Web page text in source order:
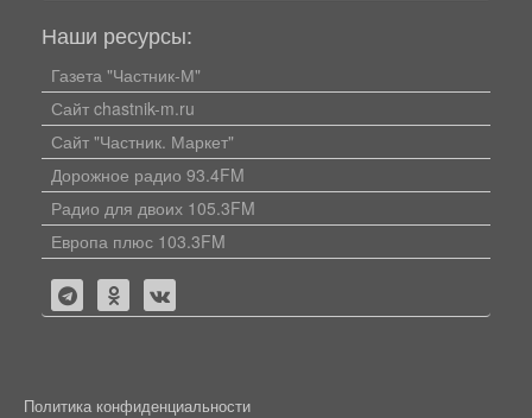
Наши ресурсы:
Газета "Частник-М"
Сайт chastnik-m.ru
Сайт "Частник. Маркет"
Дорожное радио 93.4FM
Радио для двоих 105.3FM
Европа плюс 103.3FM
Политика конфиденциальности